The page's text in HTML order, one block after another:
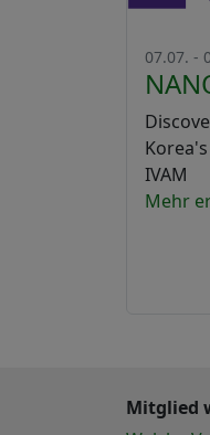
07.07. -
IVAM
Mehr
Mitglied